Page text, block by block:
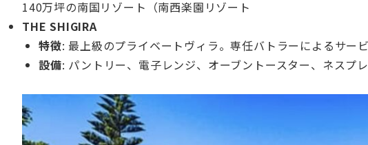
140万坪の南国リゾート（南西楽園リゾート
THE SHIGIRA
特徴: 最上級のプライベートヴィラ。専任バトラーによるサー
設備: パントリー、電子レンジ、オーブントースター、ネスプ